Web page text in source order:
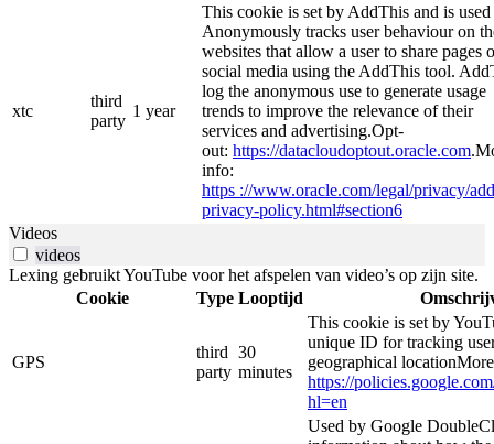
xtc
third
party
1 year
This cookie is set by AddThis and is used
Anonymously tracks user behaviour on
websites that allow a user to share pages
social media using the AddThis tool.
log the anonymous use to generate usage
trends to improve the relevance of their
services and advertising.Opt-
out: https://datacloudoptout.oracle.com
info:
https ://www.oracle.com/legal/privacy/
privacy-policy.html#section6
Videos
videos
Lexing gebruikt YouTube voor het afspelen van video’s op zijn site.
Cookie
Type Looptijd
GPS
third
party
30
minutes
This cookie is set by
unique ID for tracking
geographical
https://
hl=en
Used by Google